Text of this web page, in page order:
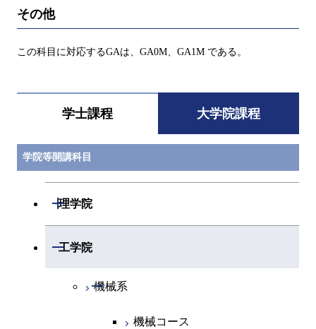
その他
この科目に対応するGAは、GA0M、GA1M である。
学士課程 大学院課程
学院等開講科目
理学院
開閉
物理学系
物理学コース
工学院
開閉
機械系
開閉
機械コース